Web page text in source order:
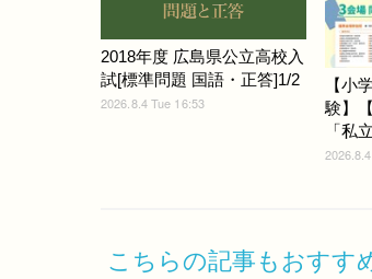
2018年度 広島県公立高校入
試[標準問題 国語・正答]1/2
2026.8.4 Tue 16:53
【小
験】
「私
こちらの記事もおすす